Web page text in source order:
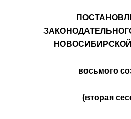
восьмого
(вторая